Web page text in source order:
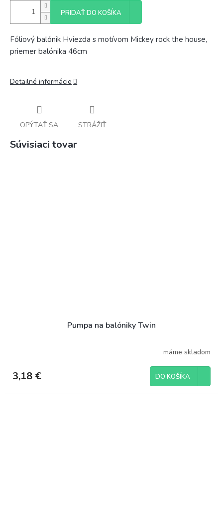
PRIDAŤ DO KOŠÍKA
Fóliový balónik Hviezda s motívom Mickey rock the house,
priemer balónika 46cm
Detailné informácie
OPÝTAŤ SA STRÁŽIŤ
Súvisiaci tovar
Pumpa na balóniky Twin
máme skladom
3,18 € DO KOŠÍKA